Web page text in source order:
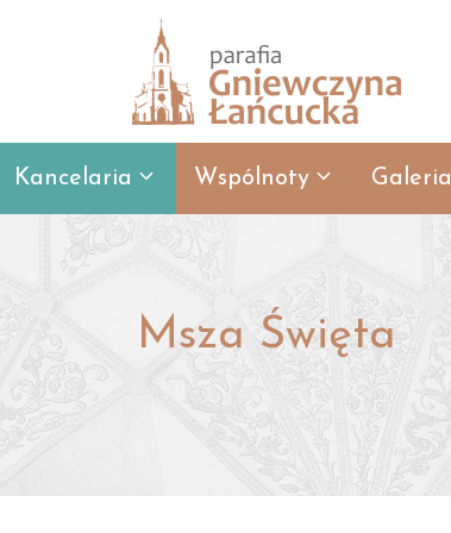
Kancelaria Wspólnoty Galeria
Msza Święta